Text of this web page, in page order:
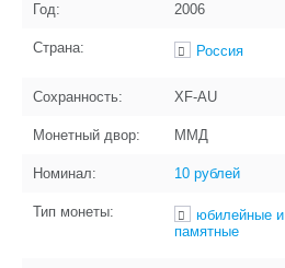
Год: 2006
Страна: Россия
Сохранность: XF-AU
Монетный двор: ММД
Номинал: 10 рублей
Тип монеты:
юбилейные и
памятные